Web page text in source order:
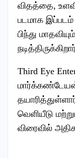
விதத்தை,
படமாக இப்படம்
பிந்து
Third Eye
வெளியீடு
விரைவில்